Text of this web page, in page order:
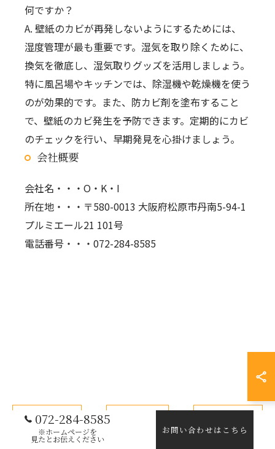
何ですか？
A. 壁紙のカビが再発しないようにするためには、
湿度管理が最も重要です。湿気を取り除くために、
換気を徹底し、湿気取りグッズを活用しましょう。
特に風呂場やキッチンでは、除湿機や乾燥機を使う
のが効果的です。また、防カビ剤を塗布すること
で、壁紙のカビ発生を予防できます。定期的にカビ
のチェックを行い、早期発見を心掛けましょう。
会社概要
会社名・・・O・K・I
所在地・・・〒580-0013 大阪府松原市丹南5-94-1
プルミエール21 101号
電話番号・・・072-284-8585
< 前のページ
072-284-8585
※ホームページを
見たとお伝えください
お問い合わせはこちら